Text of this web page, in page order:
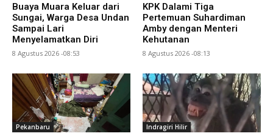
Buaya Muara Keluar dari
Sungai, Warga Desa Undan
Sampai Lari
Menyelamatkan Diri
8 Agustus 2026 -08:53
KPK Dalami Tiga
Pertemuan Suhardiman
Amby dengan Menteri
Kehutanan
8 Agustus 2026 -08:13
Pekanbaru Indragiri Hilir